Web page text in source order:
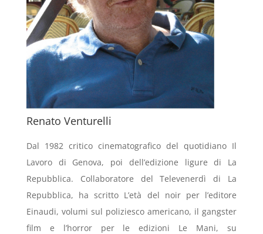
Renato Venturelli
Dal 1982 critico cinematografico del quotidiano Il
Lavoro di Genova, poi dell’edizione ligure di La
Repubblica. Collaboratore del Televenerdì di La
Repubblica, ha scritto L’età del noir per l’editore
Einaudi, volumi sul poliziesco americano, il gangster
film e l’horror per le edizioni Le Mani, su